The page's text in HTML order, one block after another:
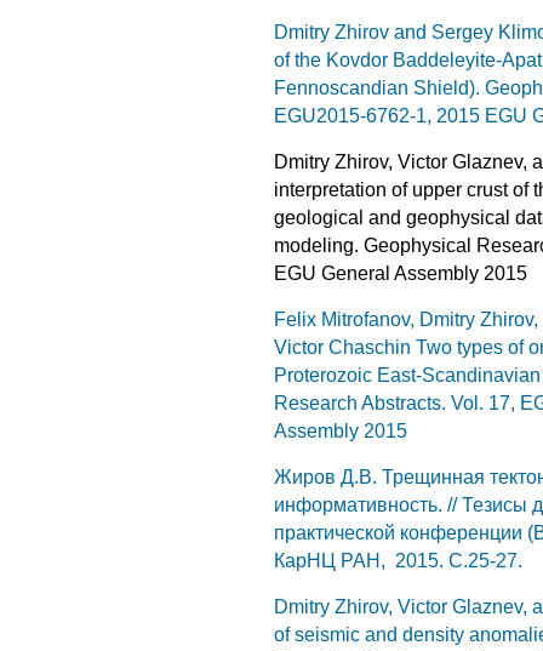
Dmitry Zhirov and Sergey
of the Kovdor Baddeleyite-
Fennoscandian Shield).
EGU2015-6762-1, 2015 EGU
Dmitry Zhirov, Victor Glaznev,
interpretation of upper crust of
geological and geophysical
modeling. Geophysical
EGU General Assembly 2015
Felix Mitrofanov, Dmitry
Victor Chaschin Two types of
Proterozoic East-
Research Abstracts. Vol. 17,
Assembly 2015
Жиров Д.В. Трещинная
информативность. // Тезисы
практической конференции
КарНЦ РАН, 2015. С.25-27.
Dmitry Zhirov, Victor Glaznev,
of seismic and density